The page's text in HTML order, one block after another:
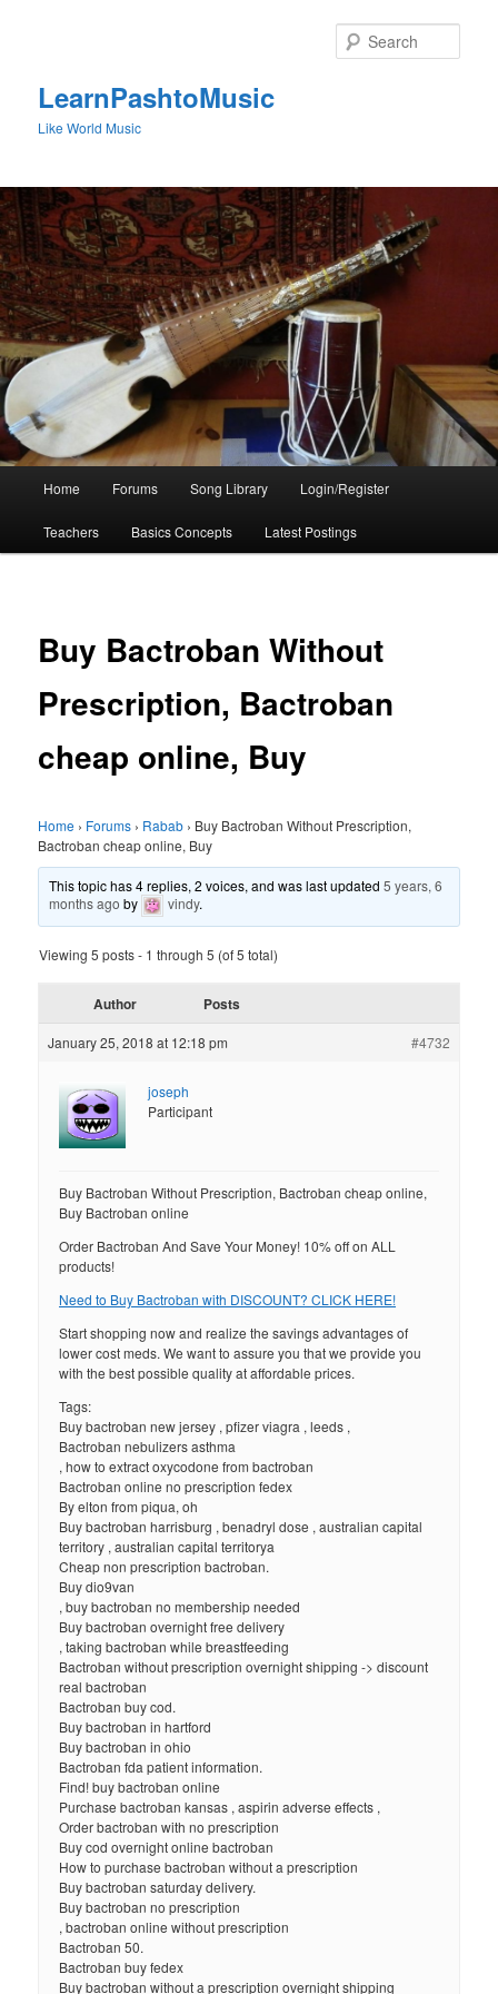
LearnPashtoMusic
Like World Music
Home Forums Song Library Login/Register
Teachers Basics Concepts Latest Postings
Buy Bactroban Without
Prescription, Bactroban
cheap online, Buy
Home › Forums › Rabab › Buy Bactroban Without Prescription,
Bactroban cheap online, Buy
This topic has 4 replies, 2 voices, and was last updated5 years, 6
months ago by vindy.
Viewing 5 posts - 1 through 5 (of 5 total)
Author Posts
January 25, 2018 at 12:18 pm #4732
joseph
Participant
Buy Bactroban Without Prescription, Bactroban cheap online,
Buy Bactroban online
Order Bactroban And Save Your Money! 10% off on ALL
products!
Need to Buy Bactroban with DISCOUNT? CLICK HERE!
Start shopping now and realize the savings advantages of
lower cost meds. We want to assure you that we provide you
with the best possible quality at affordable prices.
Tags:
Buy bactroban new jersey , pfizer viagra , leeds ,
Bactroban nebulizers asthma
, how to extract oxycodone from bactroban
Bactroban online no prescription fedex
By elton from piqua, oh
Buy bactroban harrisburg , benadryl dose , australian capital
territory , australian capital territorya
Cheap non prescription bactroban.
Buy dio9van
, buy bactroban no membership needed
Buy bactroban overnight free delivery
, taking bactroban while breastfeeding
Bactroban without prescription overnight shipping -> discount
real bactroban
Bactroban buy cod.
Buy bactroban in hartford
Buy bactroban in ohio
Bactroban fda patient information.
Find! buy bactroban online
Purchase bactroban kansas , aspirin adverse effects ,
Order bactroban with no prescription
Buy cod overnight online bactroban
How to purchase bactroban without a prescription
Buy bactroban saturday delivery.
Buy bactroban no prescription
, bactroban online without prescription
Bactroban 50.
Bactroban buy fedex
Buy bactroban without a prescription overnight shipping